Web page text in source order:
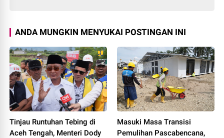
ANDA MUNGKIN MENYUKAI POSTINGAN INI
Tinjau Runtuhan Tebing di
Aceh Tengah, Menteri Dody
Masuki Masa Transisi
Pemulihan Pascabencana,